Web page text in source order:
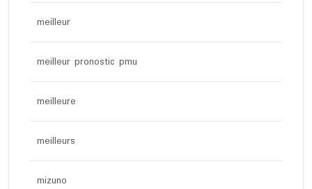
meilleur
meilleur pronostic pmu
meilleure
meilleurs
mizuno